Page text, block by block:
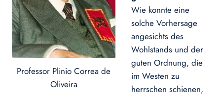
Professor Plinio Correa de
Oliveira
Wie konnte eine
solche Vorhersage
angesichts des
Wohlstands und der
guten Ordnung, die
im Westen zu
herrschen schienen,